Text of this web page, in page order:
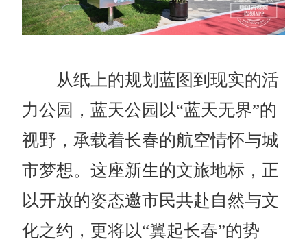
从纸上的规划蓝图到现实的活
力公园，蓝天公园以“蓝天无界”的
视野，承载着长春的航空情怀与城
市梦想。这座新生的文旅地标，正
以开放的姿态邀市民共赴自然与文
化之约，更将以“翼起长春”的势